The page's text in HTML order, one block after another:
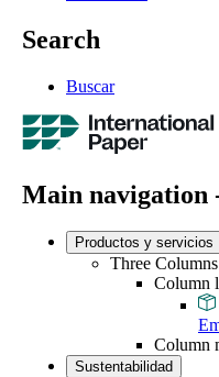
Search
Buscar
Main navigation
Productos y servicios
Three Columns
Column
Column
Sustentabilidad